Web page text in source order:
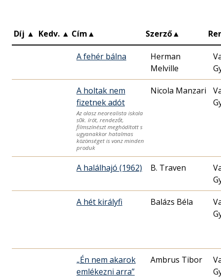
Díj ▲ Kedv. ▲ Cím▲ Szerző▲
A fehér bálna
Herman
Melville
A holtak nem
fizetnek adót
Az olasz neorealista iskola
s0k. írót, rendezőt,
filmszínészt meghódított s
ugyanakkor hatalmas
közönséget is vonz minden
produk
Nicola Manzari
A halálhajó (1962) B. Traven
A hét királyfi Balázs Béla
„Én nem akarok
emlékezni arra”
Ambrus Tibor